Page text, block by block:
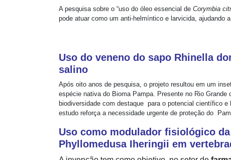
A pesquisa sobre o “uso do óleo essencial de Corymbia
pode atuar como um anti-helmíntico e larvicida, ajudando
Uso do veneno do sapo Rhinella
salino
Após oito anos de pesquisa, o projeto resultou em um
espécie nativa do Bioma Pampa. Presente no Rio
biodiversidade com destaque para o potencial científico
estudo reforça a necessidade urgente de proteção do
Uso como modulador fisiológico
Phyllomedusa Iheringii em